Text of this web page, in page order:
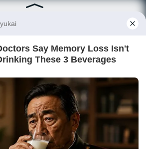
Daftar
Karier
Pedoman Media Siber
Disclaimer
Hubungi Kami
Hak cipta dilindungi Undang-undang.